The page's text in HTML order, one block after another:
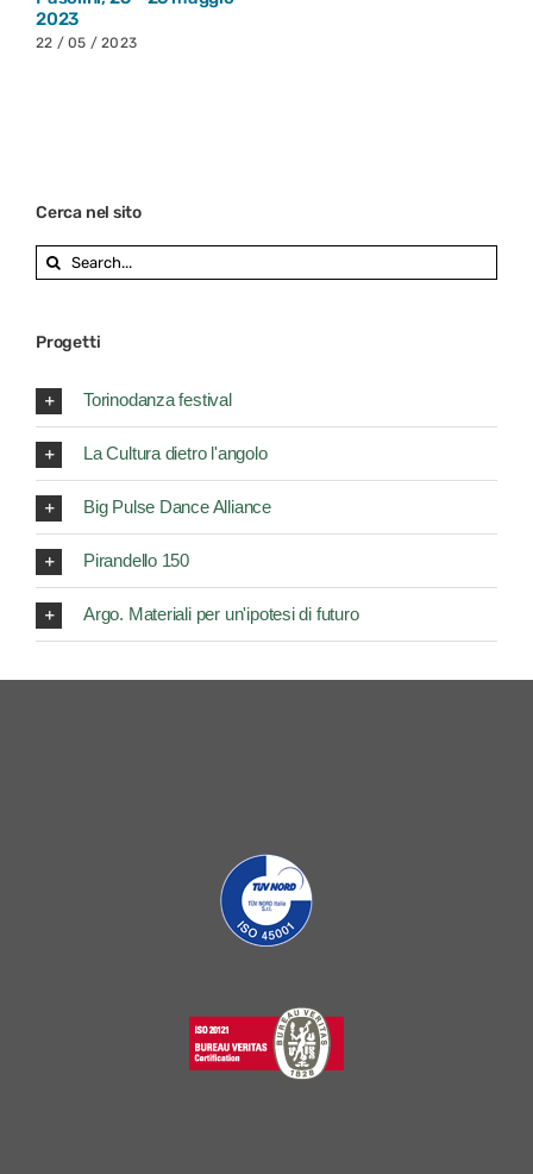
Search
La Cultura dietro l'angolo
Big Pulse Dance Alliance
Pirandello 150
Argo. Materiali per un'ipotesi di futuro